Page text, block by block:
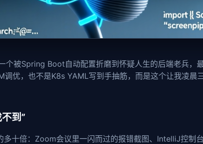
被Spring Boot自动配置折磨到怀疑人生的后端老兵，
优，也不是K8s YAML写到手抽筋，而是这个让我凌晨
到”
十倍：Zoom会议里一闪而过的报错截图、IntelliJ控制